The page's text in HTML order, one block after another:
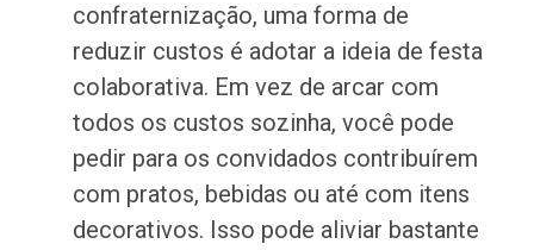
confraternização, uma forma de
reduzir custos é adotar a ideia de festa
colaborativa. Em vez de arcar com
todos os custos sozinha, você pode
pedir para os convidados contribuírem
com pratos, bebidas ou até com itens
decorativos. Isso pode aliviar bastante